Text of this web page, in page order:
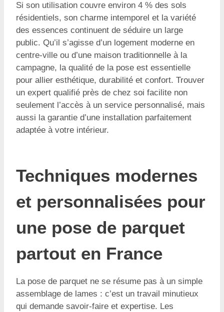
Si son utilisation couvre environ 4 % des sols
résidentiels, son charme intemporel et la variété
des essences continuent de séduire un large
public. Qu’il s’agisse d’un logement moderne en
centre-ville ou d’une maison traditionnelle à la
campagne, la qualité de la pose est essentielle
pour allier esthétique, durabilité et confort. Trouver
un expert qualifié près de chez soi facilite non
seulement l’accès à un service personnalisé, mais
aussi la garantie d’une installation parfaitement
adaptée à votre intérieur.
Techniques modernes
et personnalisées pour
une pose de parquet
partout en France
La pose de parquet ne se résume pas à un simple
assemblage de lames : c’est un travail minutieux
qui demande savoir-faire et expertise. Les